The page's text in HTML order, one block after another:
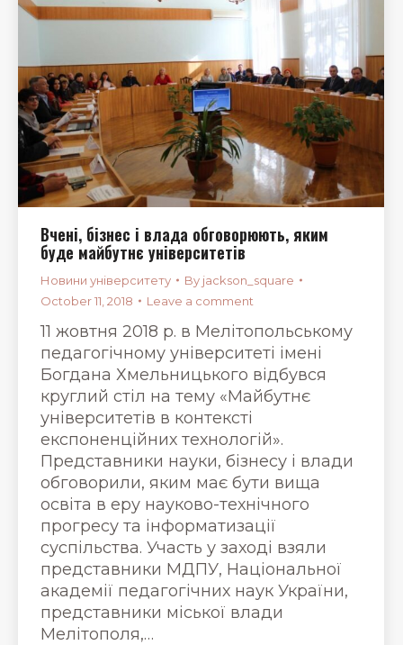
Вчені, бізнес і влада обговорюють, яким
буде майбутнє університетів
Новини університету By jackson_square
October 11, 2018
Leave a comment
11 жовтня 2018 р. в Мелітопольському
педагогічному університеті імені
Богдана Хмельницького відбувся
круглий стіл на тему «Майбутнє
університетів в контексті
експоненційних технологій».
Представники науки, бізнесу і влади
обговорили, яким має бути вища
освіта в еру науково-технічного
прогресу та інформатизації
суспільства. Участь у заході взяли
представники МДПУ, Національної
академії педагогічних наук України,
представники міської влади
Мелітополя,…